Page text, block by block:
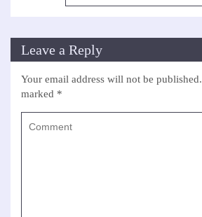
Leave a Reply
Your email address will not be published.
marked *